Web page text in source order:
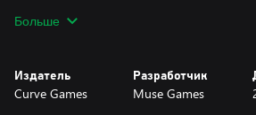
Получая оценки в пять звезд, вы привлечете
Благодаря разнообразию приборов,
Больше
Издатель
Curve Games
Разработчик
Muse Games